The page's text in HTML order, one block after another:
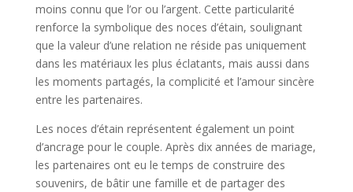
moins connu que l’or ou l’argent. Cette particularité
renforce la symbolique des noces d’étain, soulignant
que la valeur d’une relation ne réside pas uniquement
dans les matériaux les plus éclatants, mais aussi dans
les moments partagés, la complicité et l’amour sincère
entre les partenaires.
Les noces d’étain représentent également un point
d’ancrage pour le couple. Après dix années de mariage,
les partenaires ont eu le temps de construire des
souvenirs, de bâtir une famille et de partager des